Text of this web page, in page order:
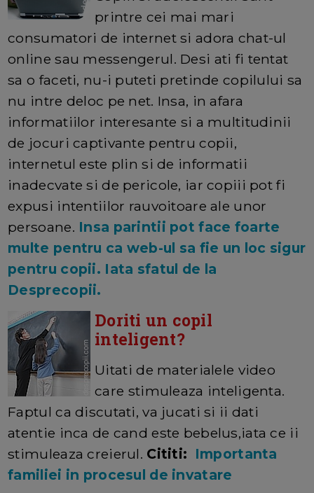
printre cei mai mari
consumatori de internet si adora chat-ul
online sau messengerul. Desi ati fi tentat
sa o faceti, nu-i puteti pretinde copilului sa
nu intre deloc pe net. Insa, in afara
informatiilor interesante si a multitudinii
de jocuri captivante pentru copii,
internetul este plin si de informatii
inadecvate si de pericole, iar copiii pot fi
expusi intentiilor rauvoitoare ale unor
persoane. Insa parintii pot face foarte
multe pentru ca web-ul sa fie un loc sigur
pentru copii. Iata sfatul de la
Desprecopii.
Doriti un copil
inteligent?
Uitati de materialele video
care stimuleaza inteligenta.
Faptul ca discutati, va jucati si ii dati
atentie inca de cand este bebelus,iata ce ii
stimuleaza creierul. Cititi: Importanta
familiei in procesul de invatare